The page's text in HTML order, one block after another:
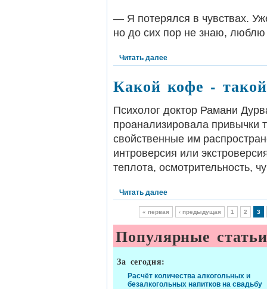
— Я потерялся в чувствах.
но до сих пор не знаю, люблю
Читать далее
Какой кофе -
Психолог доктор Рамани
проанализировала привычки
свойственные им
интроверсия или
теплота, осмотрительность,
Читать далее
« первая ‹ предыдущая 1 2 3
Популярные статьи
За сегодня:
Расчёт количества алкогольных и
безалкогольных напитков на свадьбу